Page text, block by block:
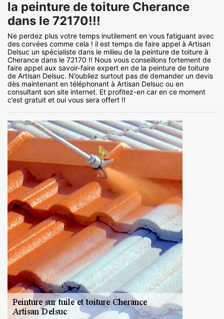
la peinture de toiture Cherance
dans le 72170!!!
Ne perdez plus votre temps inutilement en vous fatiguant avec
des corvées comme cela ! il est temps de faire appel à Artisan
Delsuc un spécialiste dans le milieu de la peinture de toiture à
Cherance dans le 72170 !! Nous vous conseillons fortement de
faire appel aux savoir-faire expert en de la peinture de toiture
de Artisan Delsuc. N’oubliez surtout pas de demander un devis
dès maintenant en téléphonant à Artisan Delsuc ou en
consultant son site internet. Et profitez-en car en ce moment
c’est gratuit et oui vous sera offert !!